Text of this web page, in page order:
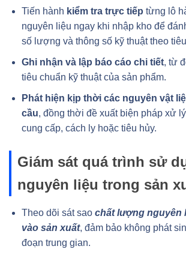
Tiến hành kiểm tra trực tiếp từng lô
nguyên liệu ngay khi nhập kho để
số lượng và thông số kỹ thuật theo
Ghi nhận và lập báo cáo chi tiết, từ
tiêu chuẩn kỹ thuật của sản phẩm.
Phát hiện kịp thời các nguyên vật
cầu, đồng thời đề xuất biện pháp xử
cung cấp, cách ly hoặc tiêu hủy.
Giám sát quá trình sử
nguyên liệu trong sản
Theo dõi sát sao chất lượng nguyên
vào sản xuất, đảm bảo không phát
đoạn trung gian.